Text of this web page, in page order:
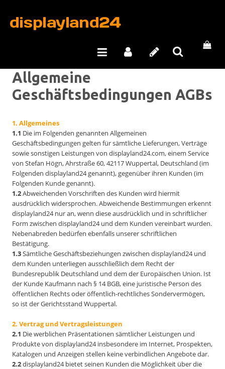
Allgemeine
Geschäftsbedingungen AGBs
1. Allgemeines
1.1 Die im Folgenden genannten Allgemeinen
Geschäftsbedingungen gelten für sämtliche Lieferungen, Verträge
sowie sonstigen Leistungen von displayland24.com, einem Service
von Stefan Högn, Ahrstraße 60, 42117 Wuppertal, Deutschland (im
Folgenden displayland24 genannt), gegenüber ihren Kunden (im
Folgenden Kunde genannt).
1.2Abweichenden Vorschriften des Kunden wird hiermit
ausdrücklich widersprochen. Abweichende Bestimmungen erkennt
displayland24 nur an, wenn diese ausdrücklich und in schriftlicher
Form zwischen displayland24 und dem Kunden vereinbart wurden.
Nebenabreden bedürfen ebenfalls unserer schriftlichen
Bestätigung.
1.3Sämtliche Geschäftsbeziehungen zwischen displayland24 und
dem Kunden unterliegen ausschließlich dem Recht der
Bundesrepublik Deutschland und dem der Europäischen Union. Ist
der Kunde Kaufmann nach § 14 BGB, eine juristische Person des
öffentlichen Rechts oder öffentlich-rechtliches Sondervermögen,
so ist der Gerichtsstand Wuppertal.
2. Vertrag und Vertragsleistungen
2.1 Die werblichen Präsentationen sämtlicher Leistungen und
Produkte von displayland24 insbesondere im Internet, Prospekten,
Katalogen und Anzeigen stellen keine verbindlichen Angebote dar.
2.2displayland24 bietet seinen Kunden die Möglichkeit über die